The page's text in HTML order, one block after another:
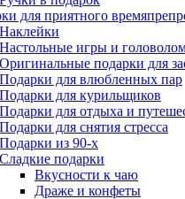
для приятного
Наклейки
Настольные игры и
Оригинальные подарки для
Подарки для влюбленных пар
Подарки для курильщиков
Подарки для отдыха и
Подарки для снятия стресса
Подарки из 90-х
Сладкие подарки
Вкусности к чаю
Драже и конфеты